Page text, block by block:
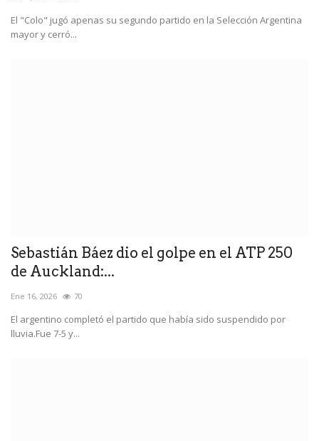
El "Colo" jugó apenas su segundo partido en la Selección Argentina
mayor y cerró...
Sebastián Báez dio el golpe en el ATP 250
de Auckland:...
Ene 16, 2026 70
El argentino completó el partido que había sido suspendido por
lluvia.Fue 7-5 y...